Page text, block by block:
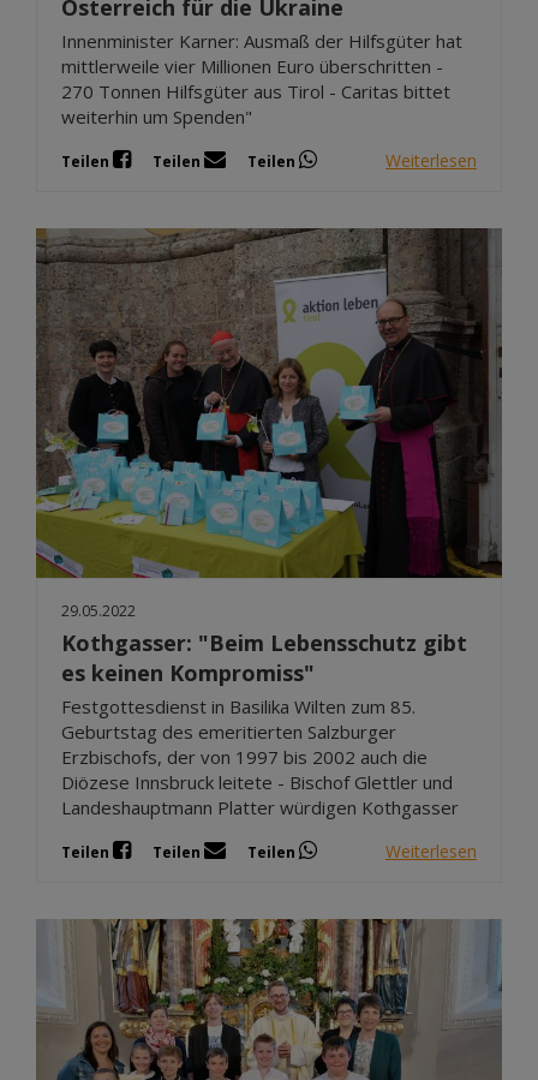
Österreich für die Ukraine
Innenminister Karner: Ausmaß der Hilfsgüter hat
mittlerweile vier Millionen Euro überschritten -
270 Tonnen Hilfsgüter aus Tirol - Caritas bittet
weiterhin um Spenden"
Teilen Teilen Teilen Weiterlesen
29.05.2022
Kothgasser: "Beim Lebensschutz gibt
es keinen Kompromiss"
Festgottesdienst in Basilika Wilten zum 85.
Geburtstag des emeritierten Salzburger
Erzbischofs, der von 1997 bis 2002 auch die
Diözese Innsbruck leitete - Bischof Glettler und
Landeshauptmann Platter würdigen Kothgasser
Teilen Teilen Teilen Weiterlesen